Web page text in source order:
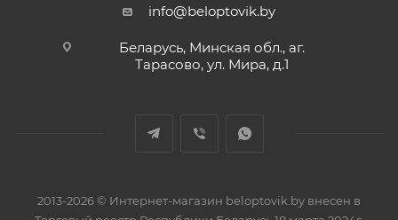
info@beloptovik.by
Беларусь, Минская обл., аг.
Тарасово, ул. Мира, д.1
2013-2026 © Интернет-магазин beloptovik.by внесен в